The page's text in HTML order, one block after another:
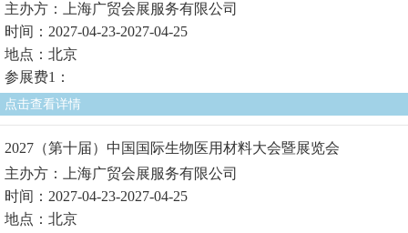
主办方：上海广贸会展服务有限公司
时间：2027-04-23-2027-04-25
地点：北京
参展费1：
点击查看详情
2027（第十届）中国国际生物医用材料大会暨展览会
主办方：上海广贸会展服务有限公司
时间：2027-04-23-2027-04-25
地点：北京